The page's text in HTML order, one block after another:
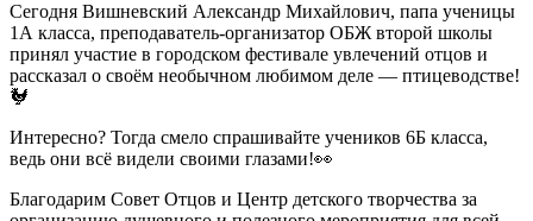
Сегодня Вишневский Александр Михайлович, папа ученицы
1А класса, преподаватель-организатор ОБЖ второй школы
принял участие в городском фестивале увлечений отцов и
рассказал о своём необычном любимом деле — птицеводстве!
🐓
Интересно? Тогда смело спрашивайте учеников 6Б класса,
ведь они всё видели своими глазами!👀
Благодарим Совет Отцов и Центр детского творчества за